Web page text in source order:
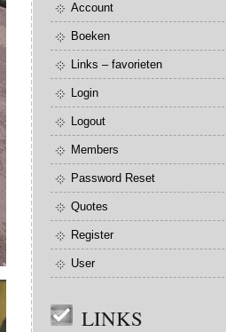
Account
Boeken
Links – favorieten
Login
Logout
Members
Password Reset
Quotes
Register
User
LINKS